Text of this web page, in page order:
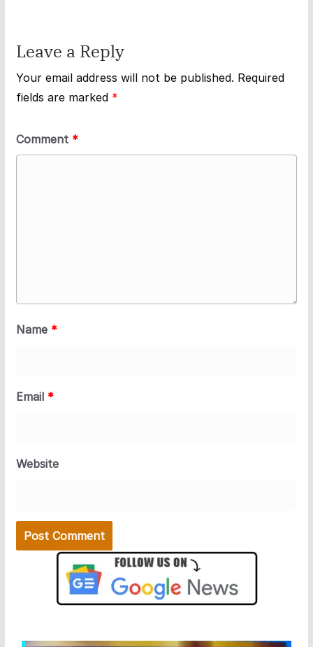
Leave a Reply
Your email address will not be published. Required
fields are marked *
Comment *
Name *
Email *
Website